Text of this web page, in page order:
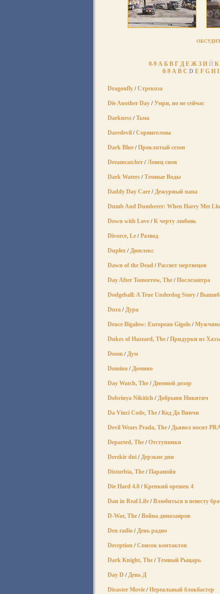
0-9 А Б В Г Д Е Ж З И Й К
0-9 A B C D E F G H I
Dragonfly / Стрекоза
Die Another Day / Умри, но не сейчас
Darkness / Тьма
Daredevil / Сорвиголова
Dark Blue / Проклятый сезон
Dreamcatcher / Ловец снов
Dark Waters / Темные Воды
Daddy Day Care / Дежурный папа
Dumb And Dumberer: When Harry Met
Down with Love / К черту любовь
Divorce, Le / Развод
Duplex / Дюплекс
Dawn of the Dead / Рассвет мертвецов
Day After Tomorrow, The / Послезавтра
Dodgeball: A True Underdog Story /
Dura / Дура
Deuce Bigalow: European Gigolo / Мужчина
Dukes of Hazzard, The / Придурки из
Doom / Дум
Domino / Домино
Day Watch, The / Дневной дозор
Dobrinya Nikitich / Добрыня Никитич
Da Vinci Code, The / Код Да Винчи
Devil Wears Prada, The / Дьявол носит
Departed, The / Отступники
Derzkie dni / Дерзкие дни
Disturbia, The / Паранойя
Die Hard 4.0 / Крепкий орешек 4
Dan in Real Life / Влюбиться в невесту
D-War, The / Война динозавров
Den radio / День радио
Deception / Список контактов
Dark Knight, The / Темный Рыцарь
Day D / День Д
Disaster Movie / Нереальный блокбастер